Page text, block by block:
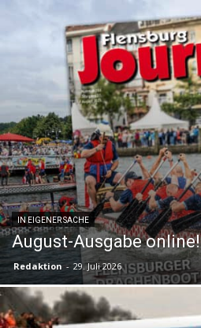
IN EIGENER SACHE
August-Ausgabe online!
Redaktion - 29. Juli 2026